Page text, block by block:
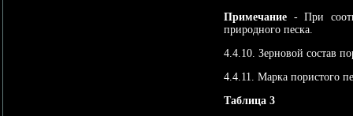
Примечание - При
природного песка.
4.4.10. Зерновой состав
4.4.11. Марка пористого
Таблица 3